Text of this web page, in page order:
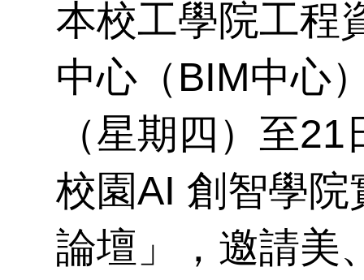
工
材
教
碩
請
告
本校工學院工程
中心（BIM中心
（星期四）至
校園AI 創智學
論壇」，邀請美